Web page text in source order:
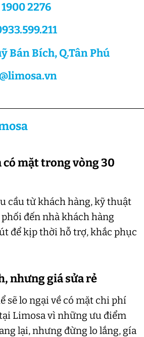
2276
Bán Bích, Q.Tân Phú
mặt trong vòng 30
cầu từ khách hàng, kỹ thuật
đến nhà khách hàng
để kịp thời hỗ trợ, khắc phục
nhưng giá sửa rẻ
sẽ lo ngại về có mặt chi phí
Limosa vì những ưu điểm
lại, nhưng đừng lo lắng, gía